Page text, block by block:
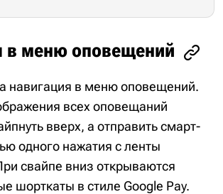
в меню оповещений
навигация в меню оповещений.
всех оповещаний
вверх, а отправить смарт-
одного нажатия с ленты
свайпе вниз открываются
шорткаты в стиле Google Pay.